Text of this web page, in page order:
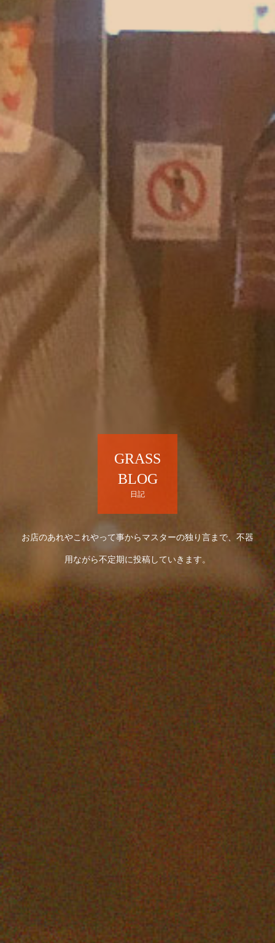
GRASS
BLOG
日記
お店のあれやこれやって事からマスターの独り言まで、不器
用ながら不定期に投稿していきます。